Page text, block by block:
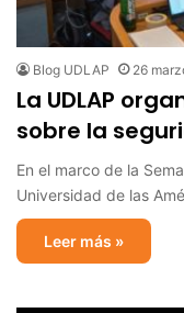
Blog UDLAP 26
La UDLAP
sobre la
En el marco de la
Universidad de las
Leer más »